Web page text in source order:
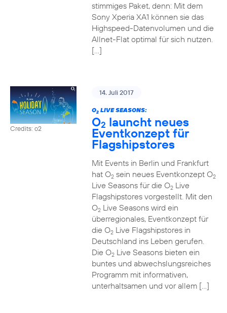
stimmiges Paket, denn: Mit dem
Sony Xperia XA1 können sie das
Highspeed-Datenvolumen und die
Allnet-Flat optimal für sich nutzen.
[…]
Credits: o2
14. Juli 2017
O2LIVE SEASONS:
O2 launcht neues
Eventkonzept für
Flagshipstores
Mit Events in Berlin und Frankfurt
hat O2sein neues Eventkonzept O2
Live Seasons für die O2Live
Flagshipstores vorgestellt. Mit den
O2Live Seasons wird ein
überregionales, Eventkonzept für
die O2Live Flagshipstores in
Deutschland ins Leben gerufen.
Die O2Live Seasons bieten ein
buntes und abwechslungsreiches
Programm mit informativen,
unterhaltsamen und vor allem […]